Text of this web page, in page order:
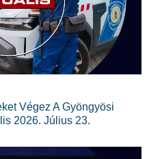
Végez A Gyöngyösi
2026. Július 23.